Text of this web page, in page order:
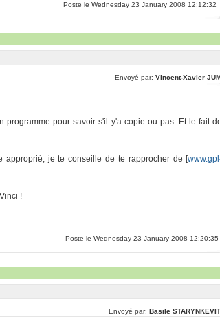
Poste le Wednesday 23 January 2008 12:12:32
Envoyé par: Vincent-Xavier
pour savoir s'il y'a copie ou pas. Et le fait
je te conseille de te rapprocher de [
!
Poste le Wednesday 23 January 2008 12:20:35
Envoyé par: Basile